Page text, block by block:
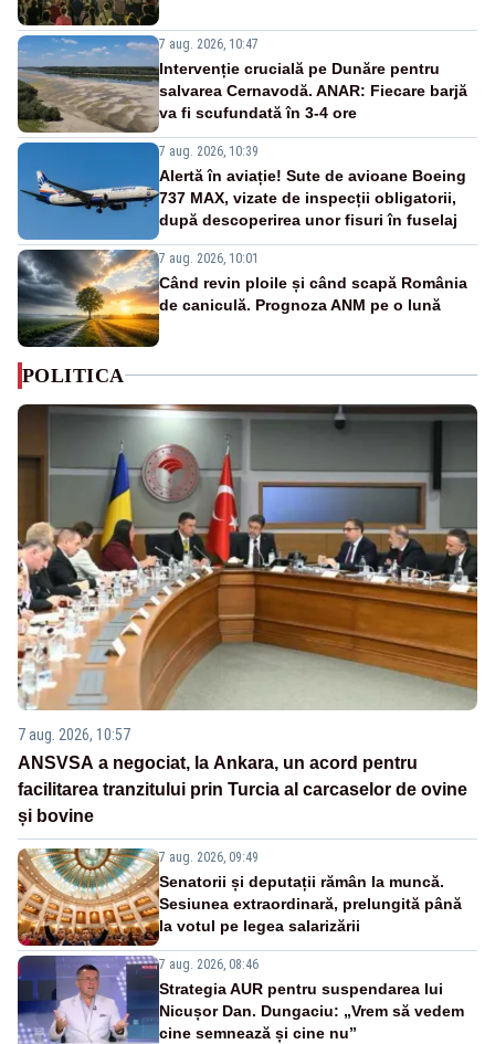
7 aug. 2026, 10:47
Intervenție crucială pe Dunăre pentru
salvarea Cernavodă. ANAR: Fiecare barjă
va fi scufundată în 3-4 ore
7 aug. 2026, 10:39
Alertă în aviație! Sute de avioane Boeing
737 MAX, vizate de inspecții obligatorii,
după descoperirea unor fisuri în fuselaj
7 aug. 2026, 10:01
Când revin ploile și când scapă România
de caniculă. Prognoza ANM pe o lună
POLITICA
7 aug. 2026, 10:57
ANSVSA a negociat, la Ankara, un acord pentru
facilitarea tranzitului prin Turcia al carcaselor de ovine
și bovine
7 aug. 2026, 09:49
Senatorii și deputații rămân la muncă.
Sesiunea extraordinară, prelungită până
la votul pe legea salarizării
7 aug. 2026, 08:46
Strategia AUR pentru suspendarea lui
Nicușor Dan. Dungaciu: „Vrem să vedem
cine semnează și cine nu”